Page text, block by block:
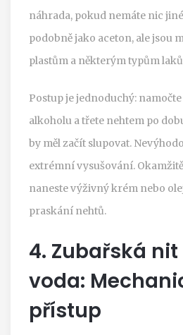
náhrada, pokud nemáte nic
podobně jako aceton, ale jsou
plastům a některým typům
Postup je jednoduchý:
alkoholu a třete nehtem po
by měl začít slupovat.
extrémní vysušování.
naneste výživný krém nebo
praskání nehtů.
4. Zubařská
voda:
přístup